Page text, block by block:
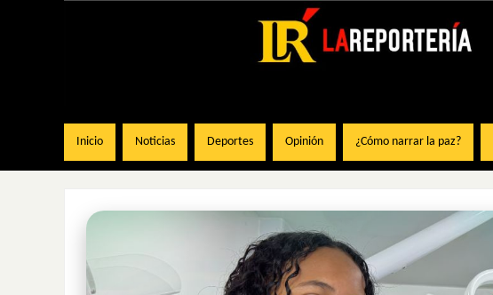
Inicio Noticias Deportes Opinión ¿Cómo narrar la paz?